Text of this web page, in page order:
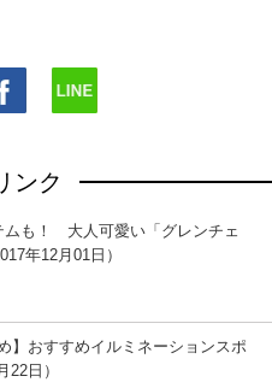
ンク
ムも！ 大人可愛い「グレンチェ
年12月01日）
】おすすめイルミネーションスポ
22日）